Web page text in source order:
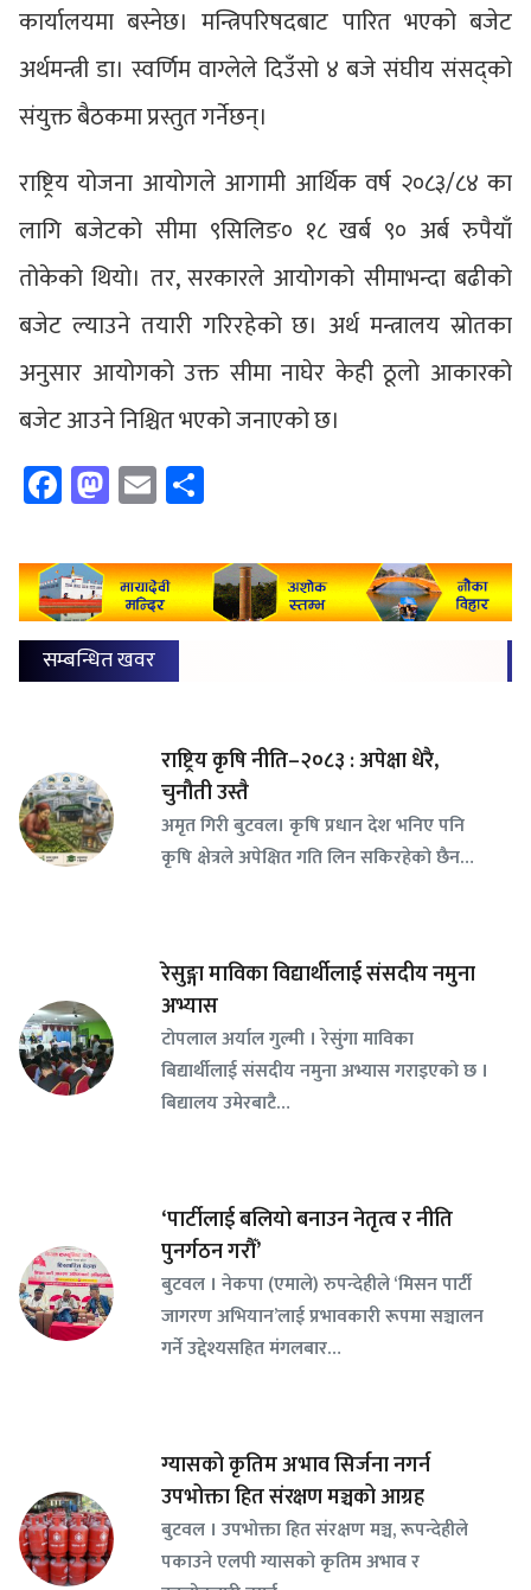
कार्यालयमा बस्नेछ। मन्त्रिपरिषदबाट पारित भएको बजेट
अर्थमन्त्री डा। स्वर्णिम वाग्लेले दिउँसो ४ बजे संघीय संसद्को
संयुक्त बैठकमा प्रस्तुत गर्नेछन्।
राष्ट्रिय योजना आयोगले आगामी आर्थिक वर्ष २०८३/८४ का
लागि बजेटको सीमा ९सिलिङ० १८ खर्ब ९० अर्ब रुपैयाँ
तोकेको थियो। तर, सरकारले आयोगको सीमाभन्दा बढीको
बजेट ल्याउने तयारी गरिरहेको छ। अर्थ मन्त्रालय स्रोतका
अनुसार आयोगको उक्त सीमा नाघेर केही ठूलो आकारको
बजेट आउने निश्चित भएको जनाएको छ।
Facebook
Mastodon
Email
सम्बन्धित खवर
राष्ट्रिय कृषि नीति–२०८३ : अपेक्षा धेरै,
चुनौती उस्तै
अमृत गिरी बुटवल। कृषि प्रधान देश भनिए पनि
कृषि क्षेत्रले अपेक्षित गति लिन सकिरहेको छैन…
रेसुङ्गा माविका विद्यार्थीलाई संसदीय नमुना
अभ्यास
टोपलाल अर्याल गुल्मी । रेसुंगा माविका
बिद्यार्थीलाई संसदीय नमुना अभ्यास गराइएको छ ।
बिद्यालय उमेरबाटै…
‘पार्टीलाई बलियो बनाउन नेतृत्व र नीति
पुनर्गठन गरौँ’
बुटवल । नेकपा (एमाले) रुपन्देहीले ‘मिसन पार्टी
जागरण अभियान’लाई प्रभावकारी रूपमा सञ्चालन
गर्ने उद्देश्यसहित मंगलबार…
ग्यासको कृतिम अभाव सिर्जना नगर्न
उपभोक्ता हित संरक्षण मञ्चको आग्रह
बुटवल । उपभोक्ता हित संरक्षण मञ्च, रूपन्देहीले
पकाउने एलपी ग्यासको कृतिम अभाव र